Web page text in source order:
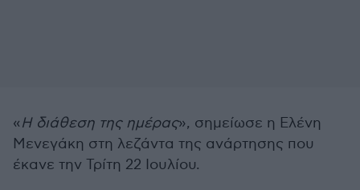
«Η διάθεση της ημέρας», σημείωσε η Ελένη
Μενεγάκη στη λεζάντα της ανάρτησης που
έκανε την Τρίτη 22 Ιουλίου.